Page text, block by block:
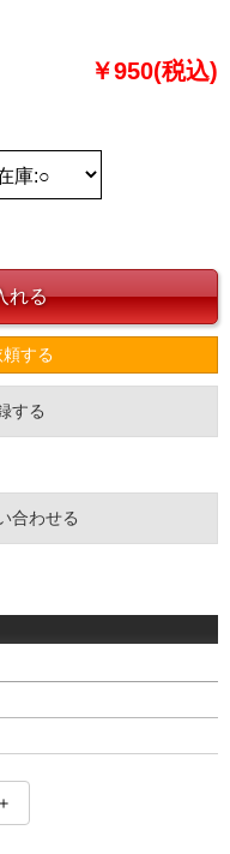
￥950(税込)
する
する
合わせる